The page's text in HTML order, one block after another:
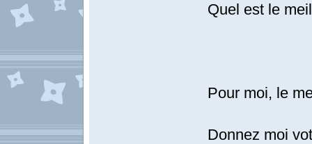
Quel est le
Pour moi, le
Donnez moi